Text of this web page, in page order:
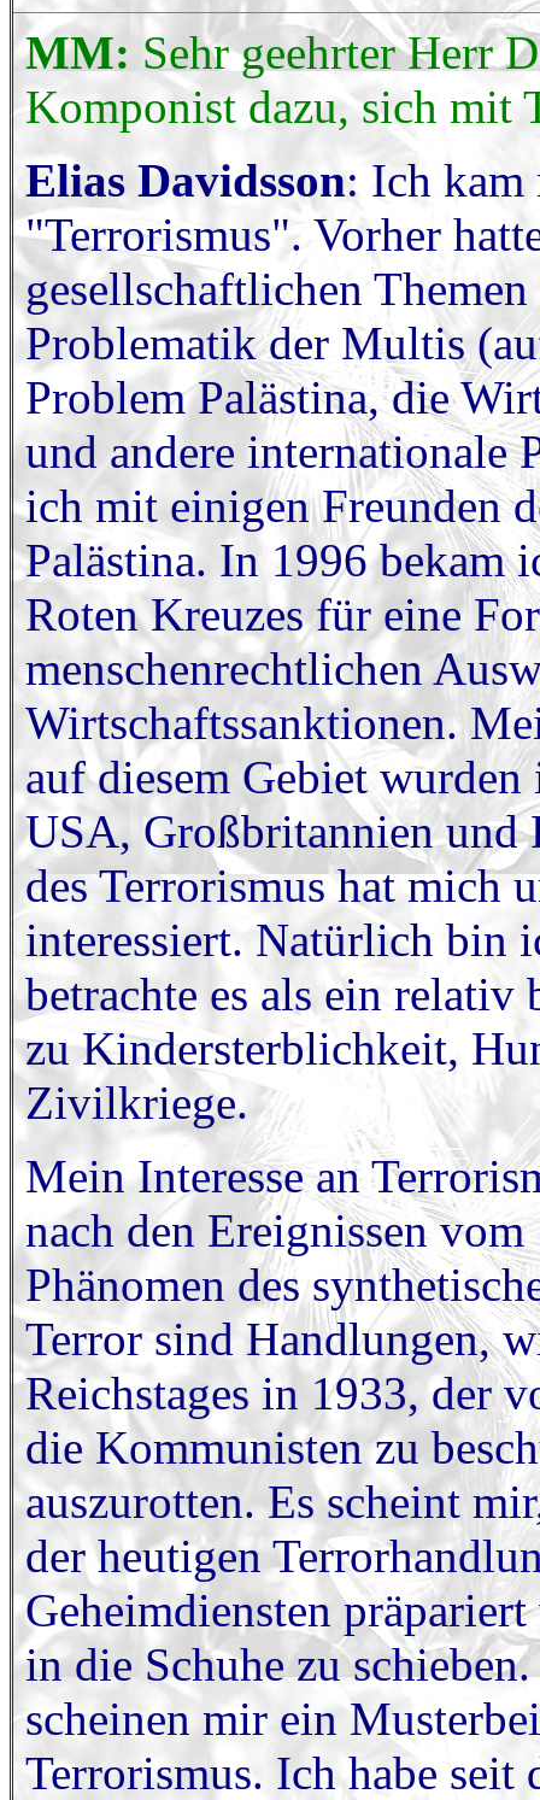
MM: Sehr geehrter Herr
Komponist dazu, sich mit
Elias Davidsson: Ich kam
"Terrorismus". Vorher
gesellschaftlichen
Problematik der Multis
Problem Palästina, die
und andere internationale
ich mit einigen Freunden
Palästina. In 1996 bekam
Roten Kreuzes für eine
menschenrechtlichen
Wirtschaftssanktionen.
auf diesem Gebiet
USA, Großbritannien und
des Terrorismus hat mich
interessiert. Natürlich bin
betrachte es als ein relativ
zu Kindersterblichkeit,
Zivilkriege.
Mein Interesse an
nach den Ereignissen
Phänomen des
Terror sind Handlungen,
Reichstages in 1933, der
die Kommunisten zu
auszurotten. Es scheint
der heutigen
Geheimdiensten
in die Schuhe zu
scheinen mir ein
Terrorismus. Ich habe seit